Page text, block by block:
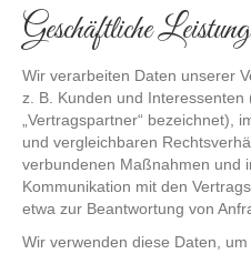
Geschäftliche
Wir verarbeiten Daten unserer
z. B. Kunden und
„Vertragspartner“ bezeichnet),
und vergleichbaren
verbundenen Maßnahmen und
Kommunikation mit den
etwa zur Beantwortung von
Wir verwenden diese Daten,